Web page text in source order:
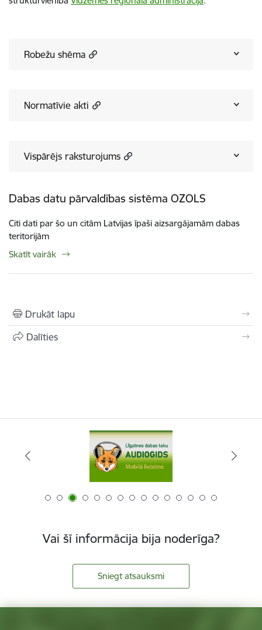
Robežu shēma
Normatīvie akti
Vispārējs raksturojums
Dabas datu pārvaldības sistēma OZOLS
Citi dati par šo un citām Latvijas īpaši aizsargājamām dabas
teritorijām
Skatīt vairāk
Drukāt lapu
Dalīties
Vai šī informācija bija noderīga?
Sniegt atsauksmi